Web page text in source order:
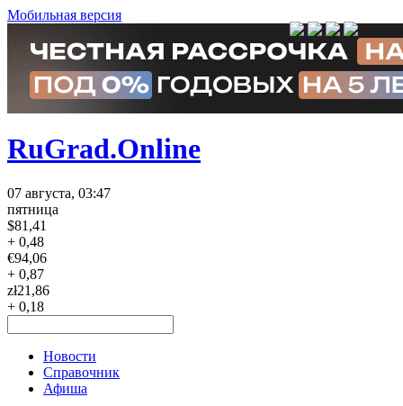
Мобильная версия
RuGrad.Online
07 августа, 03:47
пятница
$81,41
+ 0,48
€94,06
+ 0,87
zł21,86
+ 0,18
Новости
Справочник
Афиша